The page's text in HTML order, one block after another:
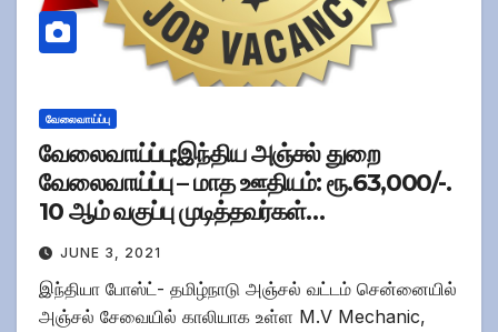
வேலைவாய்ப்பு
வேலைவாய்ப்பு:இந்திய அஞ்சல் துறை
வேலைவாய்ப்பு – மாத ஊதியம்: ரூ.63,000/-.
10 ஆம் வகுப்பு முடித்தவர்கள்
விண்ணப்பிக்கலாம்!
JUNE 3, 2021
இந்தியா போஸ்ட்- தமிழ்நாடு அஞ்சல் வட்டம் சென்னையில்
அஞ்சல் சேவையில் காலியாக உள்ள M.V Mechanic,